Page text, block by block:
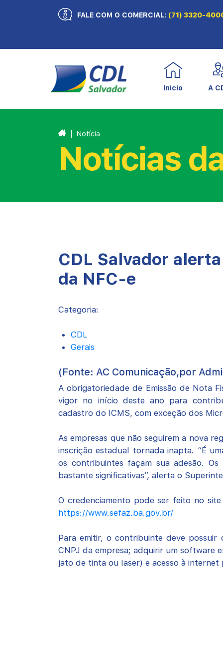
FALE COM O COMERCIAL: (71) 3320-
Inicio A
Notícia
Notícias
CDL Salvador
da NFC-e
Categoria:
CDL
Gerais
(Fonte: AC Comunicação,por
A obrigatoriedade de Emissão de Nota
vigor no início deste ano para
cadastro do ICMS, com exceção dos
As empresas que não seguirem a nova
inscrição estadual tornada inapta. “É
os contribuintes façam sua adesão.
bastante significativas”, alerta o
O credenciamento pode ser feito no
https://www.sefaz.ba.gov.br/
Para emitir, o contribuinte deve
CNPJ da empresa; adquirir um software
jato de tinta ou laser) e acesso à